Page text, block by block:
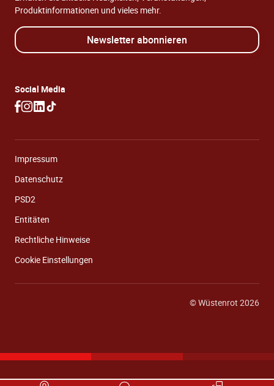
Produktinformationen und vieles mehr.
Newsletter abonnieren
Social Media
Impressum
Datenschutz
PSD2
Entitäten
Rechtliche Hinweise
Cookie Einstellungen
© Wüstenrot 2026